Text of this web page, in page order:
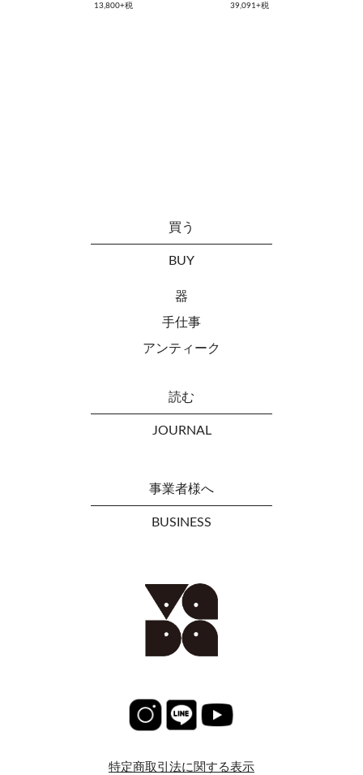
13,800+税 39,091+税
買う
BUY
器
手仕事
アンティーク
読む
JOURNAL
事業者様へ
BUSINESS
特定商取引法に関する表示